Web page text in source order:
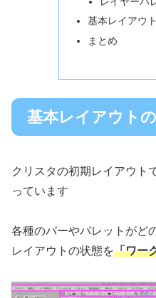
基本レイアウ
まとめ
基本レイアウト
クリスタの初期レイアウト
っています
各種のバーやパレットがど
レイアウトの状態を「ワー